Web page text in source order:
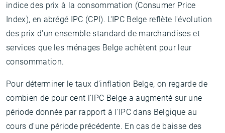
indice des prix à la consommation (Consumer Price
Index), en abrégé IPC (CPI). L'IPC Belge reflète l'évolution
des prix d'un ensemble standard de marchandises et
services que les ménages Belge achètent pour leur
consommation.
Pour déterminer le taux d'inflation Belge, on regarde de
combien de pour cent l'IPC Belge a augmenté sur une
période donnée par rapport à l'IPC dans Belgique au
cours d'une période précédente. En cas de baisse des